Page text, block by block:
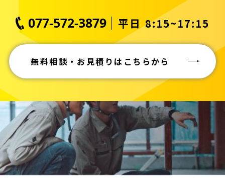
077-572-3879 平日 8:15~17:15
無料相談・お見積りはこちらから